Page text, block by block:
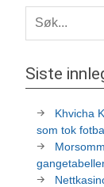
Siste
Khvicha
som tok